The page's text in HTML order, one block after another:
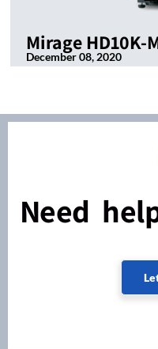
Mirage HD10K-
December 08, 2020
Need